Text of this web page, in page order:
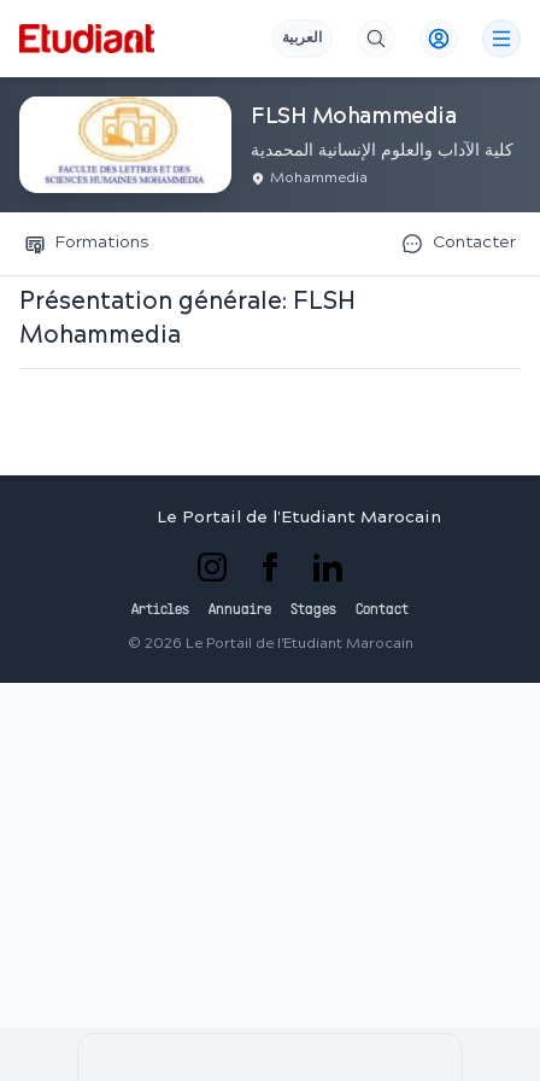
العربية
FLSH Mohammedia
كلية الآداب والعلوم الإنسانية المحمدية
Mohammedia
Formations Contacter
Présentation générale: FLSH
Mohammedia
Le Portail de l'Etudiant Marocain
Articles Annuaire Stages Contact
© 2026 Le Portail de l'Etudiant Marocain